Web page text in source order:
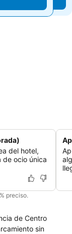
del hotel,
de ocio única
preciso.
de Centro
sin